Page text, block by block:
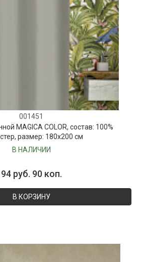
001451
MAGICA COLOR, состав: 100%
размер: 180х200 см
В НАЛИЧИИ
94 руб. 90 коп.
В КОРЗИНУ